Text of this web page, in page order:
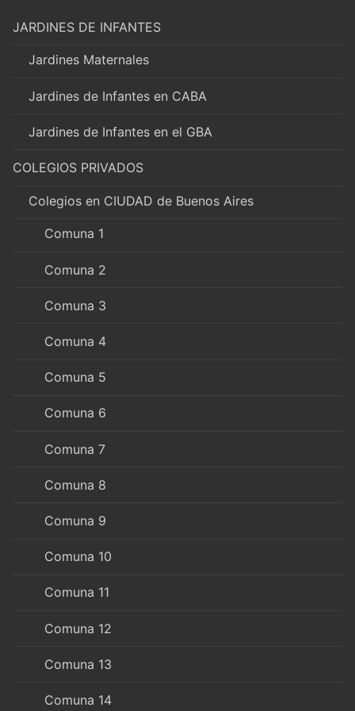
JARDINES DE INFANTES
Jardines Maternales
Jardines de Infantes en CABA
Jardines de Infantes en el GBA
COLEGIOS PRIVADOS
Colegios en CIUDAD de Buenos Aires
Comuna 1
Comuna 2
Comuna 3
Comuna 4
Comuna 5
Comuna 6
Comuna 7
Comuna 8
Comuna 9
Comuna 10
Comuna 11
Comuna 12
Comuna 13
Comuna 14